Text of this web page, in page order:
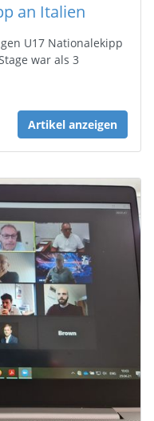
an Italien
U17 Nationalekipp
war als 3
Artikel anzeigen